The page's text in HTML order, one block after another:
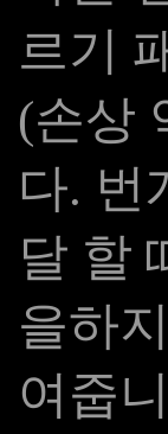
르기
(손상
다. 번
달 할
을하
여줍